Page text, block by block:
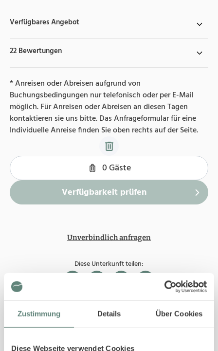
Zustimmung Details Über Cookies
Diese Webseite verwendet Cookies
Verfügbares Angebot
22 Bewertungen
Unverbindlich anfragen
Diese Unterkunft teilen:
In Ihrer Buchung inbegriffen
Stornierung kostenfrei.